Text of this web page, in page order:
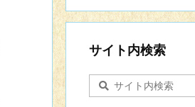
分
に
関
す
記
サイト内検索